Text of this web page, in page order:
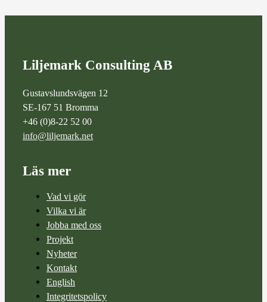
Liljemark Consulting AB
Gustavslundsvägen 12
SE-167 51 Bromma
+46 (0)8-22 52 00
info@liljemark.net
Läs mer
Vad vi gör
Vilka vi är
Jobba med oss
Projekt
Nyheter
Kontakt
English
Integritetspolicy